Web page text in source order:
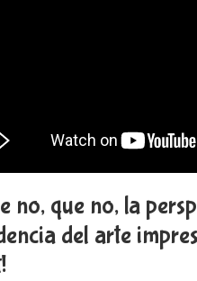
no, que no, la
del arte